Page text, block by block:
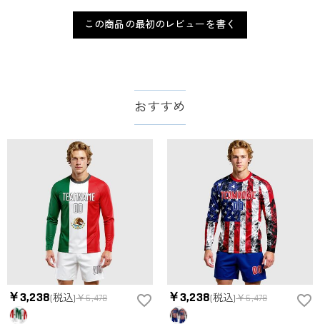
この商品の最初のレビューを書く
おすすめ
￥3,238(税込)￥6,478 ￥3,238(税込)￥6,478